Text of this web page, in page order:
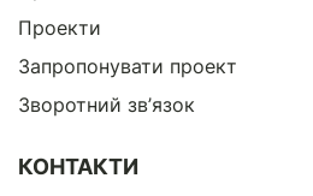
Проекти
Запропонувати проект
Зворотний зв’язок
КОНТАКТИ